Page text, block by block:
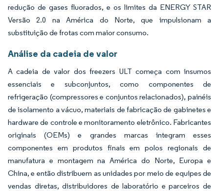
redução de gases fluorados, e os limites da ENERGY STAR
Versão 2.0 na América do Norte, que impulsionam a
substituição de frotas com maior consumo.
Análise da cadeia de valor
A cadeia de valor dos freezers ULT começa com insumos
essenciais e subconjuntos, como componentes de
refrigeração (compressores e conjuntos relacionados), painéis
de isolamento a vácuo, materiais de fabricação de gabinetes e
hardware de controle e monitoramento eletrônico. Fabricantes
originais (OEMs) e grandes marcas integram esses
componentes em produtos finais em polos regionais de
manufatura e montagem na América do Norte, Europa e
China, e então distribuem as unidades por meio de equipes de
vendas diretas, distribuidores de laboratório e parceiros de